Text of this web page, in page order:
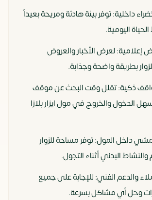
داخلية: توفر بيئة هادئة ومريحة بعيداً
اليومية.
لعرض الأخبار والعروض
بطريقة واضحة وجذابة.
ذكية: تقلل وقت البحث عن موقف
الدخول والخروج في مول ايزار بلازا
داخل المول: توفر مساحة للزوار
البدني أثناء التجول.
والدعم الفني: للإجابة على جميع
وحل أي مشاكل بسرعة.